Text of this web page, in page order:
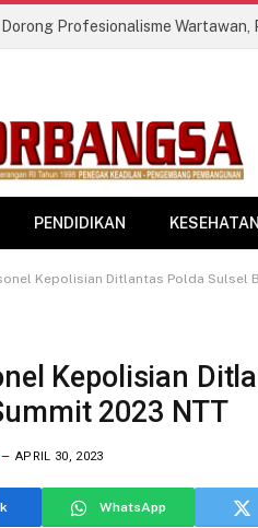
PENDIDIKAN KESEHATAN
Kepolisian Ditlantas Polda Sulsel
Kepolisian
2023 NTT
APRIL 30, 2023
WhatsApp